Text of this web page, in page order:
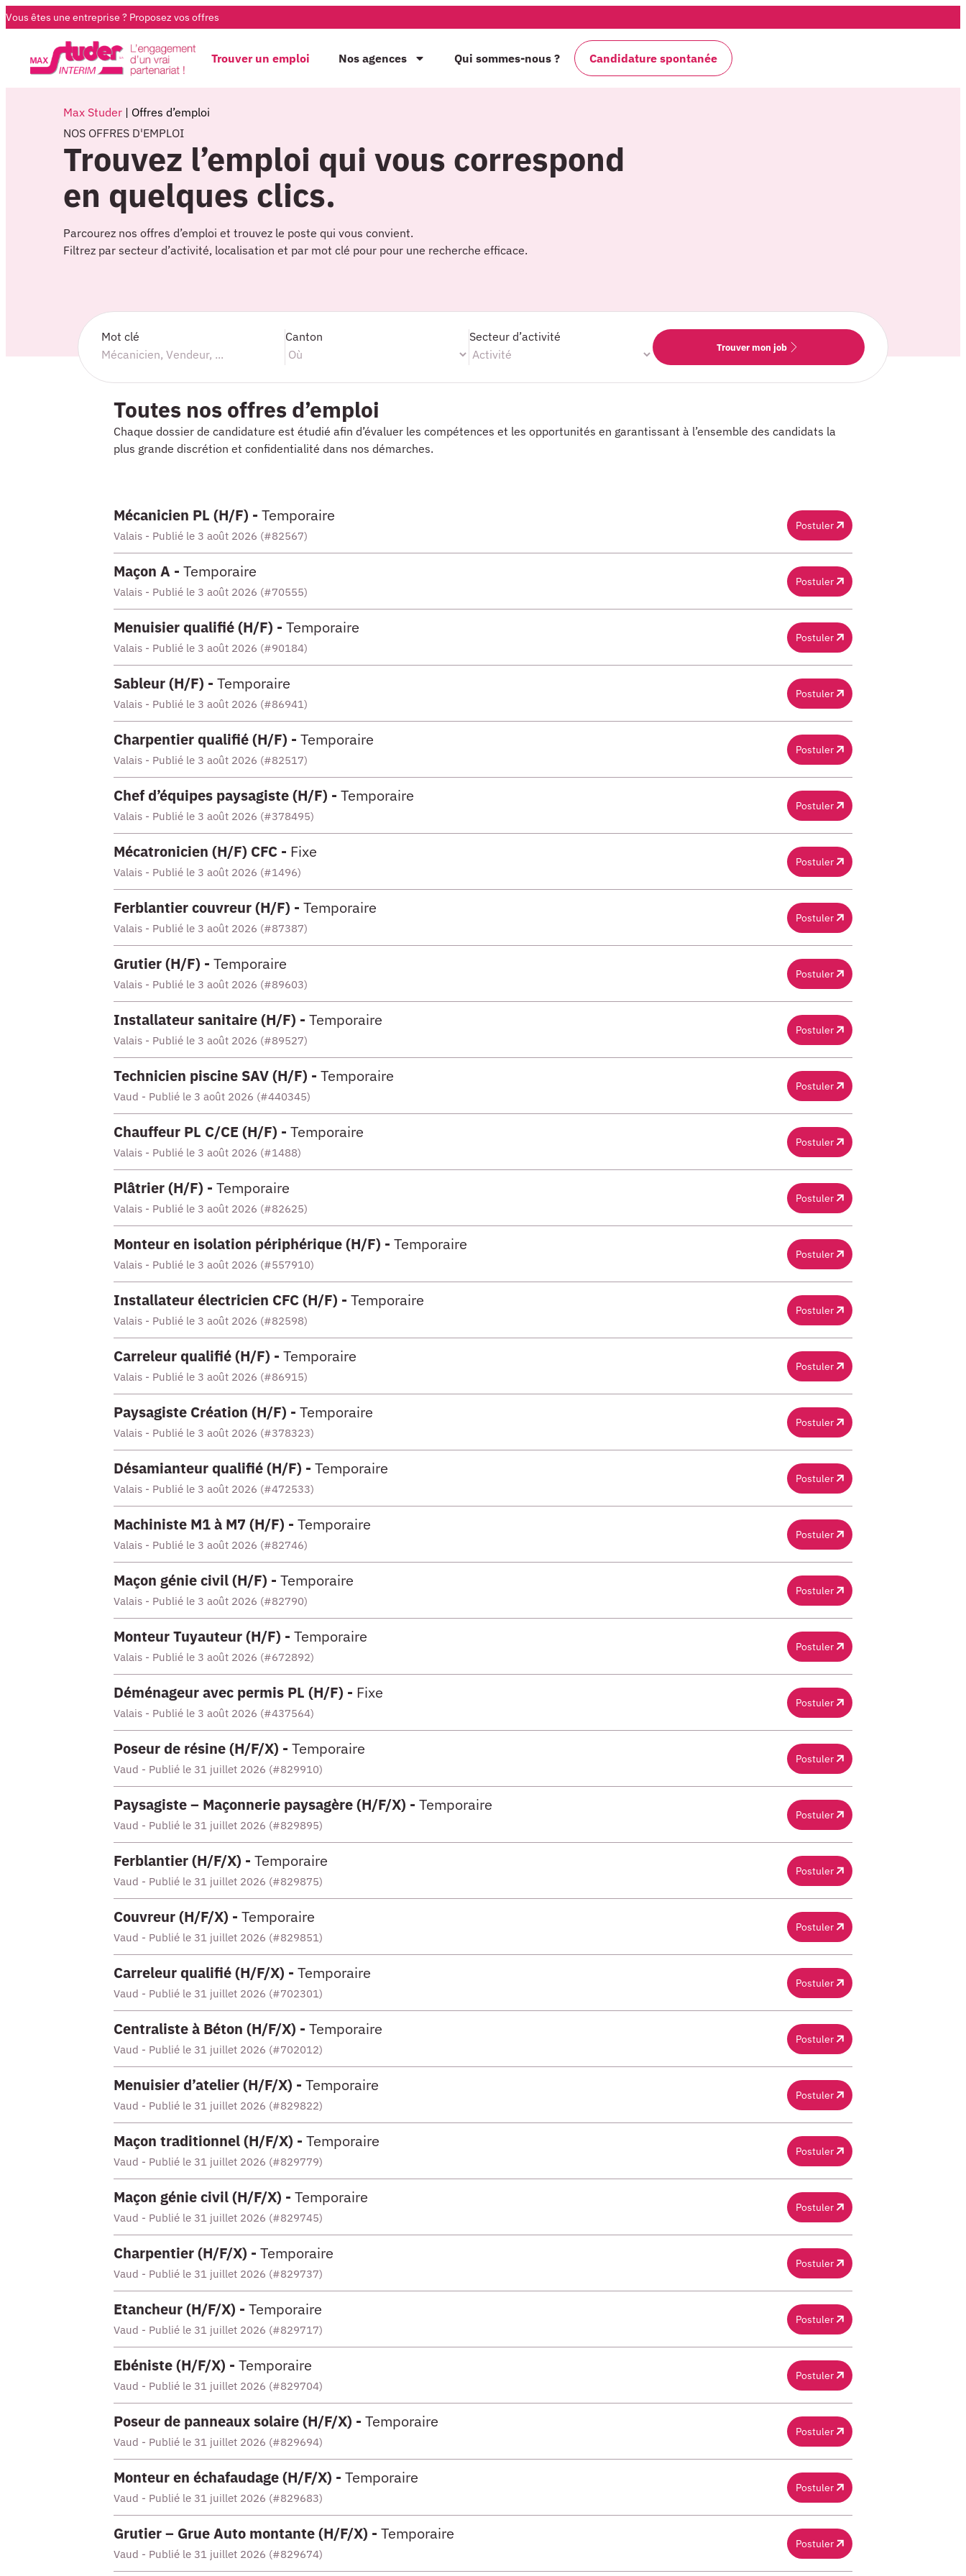
Vous êtes une entreprise ? Proposez vos offres
Trouver un emploi Nos agences Qui sommes-nous ? Candidature spontanée
Max Studer | Offres d’emploi
NOS OFFRES D'EMPLOI
Trouvez l’emploi qui vous correspond
en quelques clics.
Parcourez nos offres d’emploi et trouvez le poste qui vous convient.
Filtrez par secteur d’activité, localisation et par mot clé pour pour une recherche efficace.
Mot clé Canton Secteur d’activité
Trouver mon job
Toutes nos offres d’emploi
Chaque dossier de candidature est étudié afin d’évaluer les compétences et les opportunités en garantissant à l’ensemble des candidats la
plus grande discrétion et confidentialité dans nos démarches.
Mécanicien PL (H/F) - Temporaire
Valais - Publié le 3 août 2026 (#82567)
Postuler
Maçon A - Temporaire
Valais - Publié le 3 août 2026 (#70555)
Postuler
Menuisier qualifié (H/F) - Temporaire
Valais - Publié le 3 août 2026 (#90184)
Postuler
Sableur (H/F) - Temporaire
Valais - Publié le 3 août 2026 (#86941)
Postuler
Charpentier qualifié (H/F) - Temporaire
Valais - Publié le 3 août 2026 (#82517)
Postuler
Chef d’équipes paysagiste (H/F) - Temporaire
Valais - Publié le 3 août 2026 (#378495)
Postuler
Mécatronicien (H/F) CFC - Fixe
Valais - Publié le 3 août 2026 (#1496)
Postuler
Ferblantier couvreur (H/F) - Temporaire
Valais - Publié le 3 août 2026 (#87387)
Postuler
Grutier (H/F) - Temporaire
Valais - Publié le 3 août 2026 (#89603)
Postuler
Installateur sanitaire (H/F) - Temporaire
Valais - Publié le 3 août 2026 (#89527)
Postuler
Technicien piscine SAV (H/F) - Temporaire
Vaud - Publié le 3 août 2026 (#440345)
Postuler
Chauffeur PL C/CE (H/F) - Temporaire
Valais - Publié le 3 août 2026 (#1488)
Postuler
Plâtrier (H/F) - Temporaire
Valais - Publié le 3 août 2026 (#82625)
Postuler
Monteur en isolation périphérique (H/F) - Temporaire
Valais - Publié le 3 août 2026 (#557910)
Postuler
Installateur électricien CFC (H/F) - Temporaire
Valais - Publié le 3 août 2026 (#82598)
Postuler
Carreleur qualifié (H/F) - Temporaire
Valais - Publié le 3 août 2026 (#86915)
Postuler
Paysagiste Création (H/F) - Temporaire
Valais - Publié le 3 août 2026 (#378323)
Postuler
Désamianteur qualifié (H/F) - Temporaire
Valais - Publié le 3 août 2026 (#472533)
Postuler
Machiniste M1 à M7 (H/F) - Temporaire
Valais - Publié le 3 août 2026 (#82746)
Postuler
Maçon génie civil (H/F) - Temporaire
Valais - Publié le 3 août 2026 (#82790)
Postuler
Monteur Tuyauteur (H/F) - Temporaire
Valais - Publié le 3 août 2026 (#672892)
Postuler
Déménageur avec permis PL (H/F) - Fixe
Valais - Publié le 3 août 2026 (#437564)
Postuler
Poseur de résine (H/F/X) - Temporaire
Vaud - Publié le 31 juillet 2026 (#829910)
Postuler
Paysagiste – Maçonnerie paysagère (H/F/X) - Temporaire
Vaud - Publié le 31 juillet 2026 (#829895)
Postuler
Ferblantier (H/F/X) - Temporaire
Vaud - Publié le 31 juillet 2026 (#829875)
Postuler
Couvreur (H/F/X) - Temporaire
Vaud - Publié le 31 juillet 2026 (#829851)
Postuler
Carreleur qualifié (H/F/X) - Temporaire
Vaud - Publié le 31 juillet 2026 (#702301)
Postuler
Centraliste à Béton (H/F/X) - Temporaire
Vaud - Publié le 31 juillet 2026 (#702012)
Postuler
Menuisier d’atelier (H/F/X) - Temporaire
Vaud - Publié le 31 juillet 2026 (#829822)
Postuler
Maçon traditionnel (H/F/X) - Temporaire
Vaud - Publié le 31 juillet 2026 (#829779)
Postuler
Maçon génie civil (H/F/X) - Temporaire
Vaud - Publié le 31 juillet 2026 (#829745)
Postuler
Charpentier (H/F/X) - Temporaire
Vaud - Publié le 31 juillet 2026 (#829737)
Postuler
Etancheur (H/F/X) - Temporaire
Vaud - Publié le 31 juillet 2026 (#829717)
Postuler
Ebéniste (H/F/X) - Temporaire
Vaud - Publié le 31 juillet 2026 (#829704)
Postuler
Poseur de panneaux solaire (H/F/X) - Temporaire
Vaud - Publié le 31 juillet 2026 (#829694)
Postuler
Monteur en échafaudage (H/F/X) - Temporaire
Vaud - Publié le 31 juillet 2026 (#829683)
Postuler
Grutier – Grue Auto montante (H/F/X) - Temporaire
Vaud - Publié le 31 juillet 2026 (#829674)
Postuler